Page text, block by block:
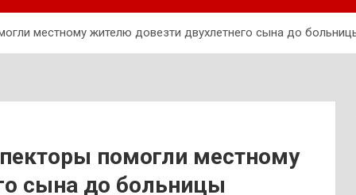
местному жителю довезти двухлетнего сына до
помогли местному
сына до больницы